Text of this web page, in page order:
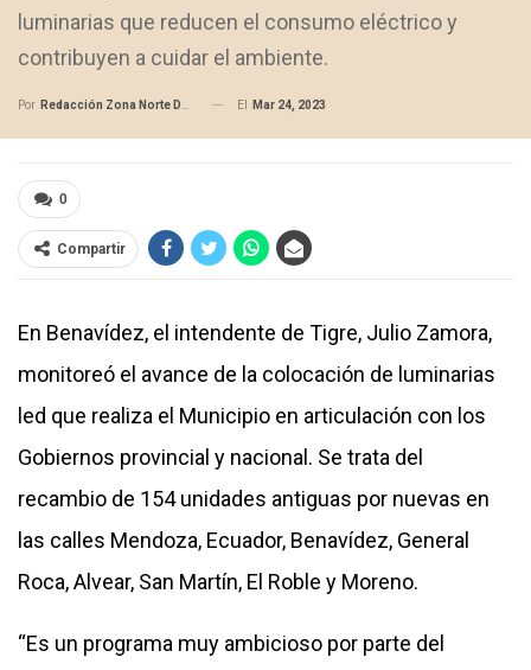
luminarias que reducen el consumo eléctrico y
contribuyen a cuidar el ambiente.
Por Redacción Zona Norte Daily El Mar 24, 2023
0
Compartir
En Benavídez, el intendente de Tigre, Julio Zamora,
monitoreó el avance de la colocación de luminarias
led que realiza el Municipio en articulación con los
Gobiernos provincial y nacional. Se trata del
recambio de 154 unidades antiguas por nuevas en
las calles Mendoza, Ecuador, Benavídez, General
Roca, Alvear, San Martín, El Roble y Moreno.
“Es un programa muy ambicioso por parte del